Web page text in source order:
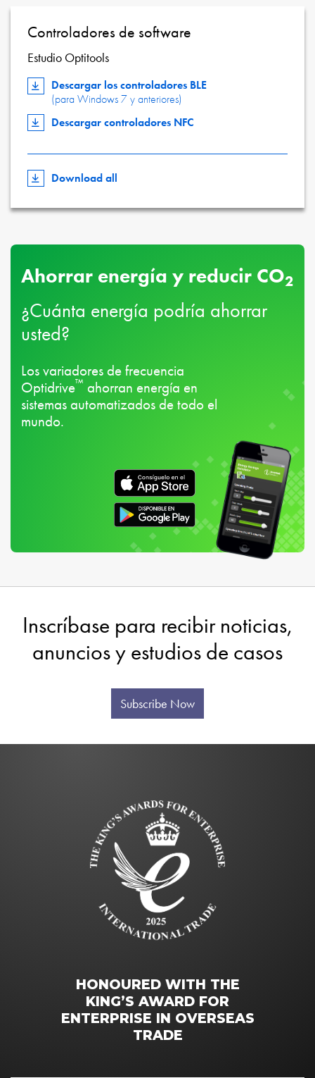
Controladores de software
Estudio Optitools
Descargar los controladores BLE
(para Windows 7 y anteriores)
Descargar controladores NFC
Download all
Ahorrar energía y reducir CO2
¿Cuánta energía podría ahorrar
usted?
Los variadores de frecuencia
Optidrive™ ahorran energía en
sistemas automatizados de todo el
mundo.
Inscríbase para recibir noticias,
anuncios y estudios de casos
Subscribe Now
HONOURED WITH THE
KING’S AWARD FOR
ENTERPRISE IN OVERSEAS
TRADE